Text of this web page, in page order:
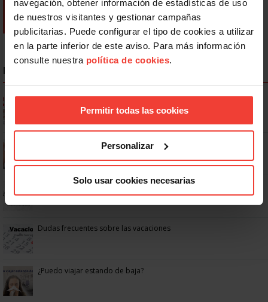
navegación, obtener información de estadísticas de uso
de nuestros visitantes y gestionar campañas
publicitarias. Puede configurar el tipo de cookies a utilizar
en la parte inferior de este aviso. Para más información
consulte nuestra política de cookies.
Permitir todas las cookies
Personalizar
Solo usar cookies necesarias
NOTICIAS MÁS LEÍDAS
Se actualizan las patologías para acceder a la jubilación
No: si un festivo cae en sábado, no tienen por qué darte un día
libre
Dudas frecuentes sobre las vacaciones
¿Puedo viajar estando de baja?